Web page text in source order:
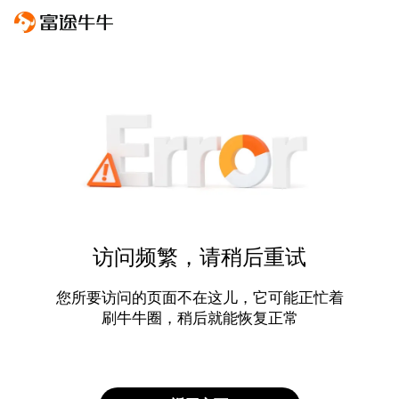
访问频繁，请稍后重试
您所要访问的页面不在这儿，它可能正忙着
刷牛牛圈，稍后就能恢复正常